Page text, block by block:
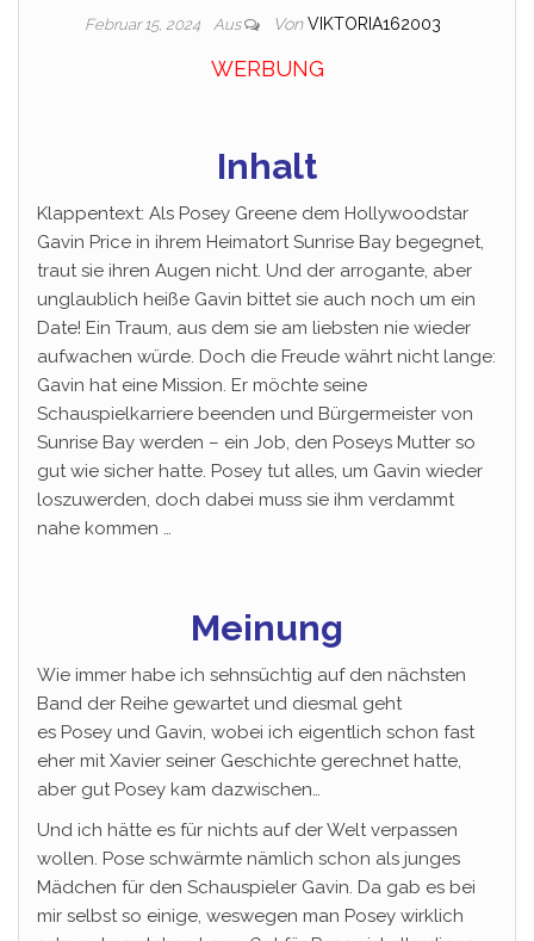
Februar 15, 2024 Aus Von VIKTORIA162003
WERBUNG
Inhalt
Klappentext: Als Posey Greene dem Hollywoodstar
Gavin Price in ihrem Heimatort Sunrise Bay begegnet,
traut sie ihren Augen nicht. Und der arrogante, aber
unglaublich heiße Gavin bittet sie auch noch um ein
Date! Ein Traum, aus dem sie am liebsten nie wieder
aufwachen würde. Doch die Freude währt nicht lange:
Gavin hat eine Mission. Er möchte seine
Schauspielkarriere beenden und Bürgermeister von
Sunrise Bay werden – ein Job, den Poseys Mutter so
gut wie sicher hatte. Posey tut alles, um Gavin wieder
loszuwerden, doch dabei muss sie ihm verdammt
nahe kommen …
Meinung
Wie immer habe ich sehnsüchtig auf den nächsten
Band der Reihe gewartet und diesmal geht
es Posey und Gavin, wobei ich eigentlich schon fast
eher mit Xavier seiner Geschichte gerechnet hatte,
aber gut Posey kam dazwischen…
Und ich hätte es für nichts auf der Welt verpassen
wollen. Pose schwärmte nämlich schon als junges
Mädchen für den Schauspieler Gavin. Da gab es bei
mir selbst so einige, weswegen man Posey wirklich